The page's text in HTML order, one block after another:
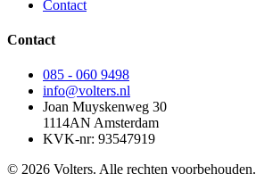
Contact
Contact
085 - 060 9498
info@volters.nl
Joan Muyskenweg 30
1114AN Amsterdam
KVK-nr: 93547919
© 2026 Volters. Alle rechten voorbehouden.